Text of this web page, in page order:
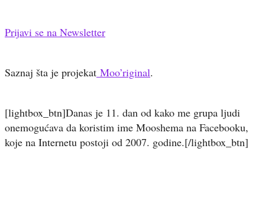
Prijavi se na Newsletter
Saznaj šta je projekat Moo’riginal.
[lightbox_btn]Danas je 11. dan od kako me grupa ljudi
onemogućava da koristim ime Mooshema na Facebooku,
koje na Internetu postoji od 2007. godine.[/lightbox_btn]